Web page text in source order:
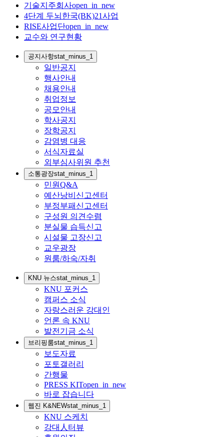
기술지주회사open_in_new
4단계 두뇌한국(BK)21사업
RISE사업단open_in_new
교수와 연구현황
공지사항stat_minus_1
일반공지
행사안내
채용안내
취업정보
공모안내
학사공지
장학공지
감염병 대응
서식자료실
외부심사위원 추천
소통광장stat_minus_1
민원Q&A
예산낭비신고센터
부정부패신고센터
구성원 의견수렴
분실물 습득신고
시설물 고장신고
교우광장
원룸/하숙/자취
KNU 뉴스stat_minus_1
KNU 포커스
캠퍼스 소식
자랑스러운 강대인
언론 속 KNU
발전기금 소식
브리핑룸stat_minus_1
보도자료
포토갤러리
간행물
PRESS KITopen_in_new
바로 잡습니다
웹진 K&NEWstat_minus_1
KNU 스케치
강대人터뷰